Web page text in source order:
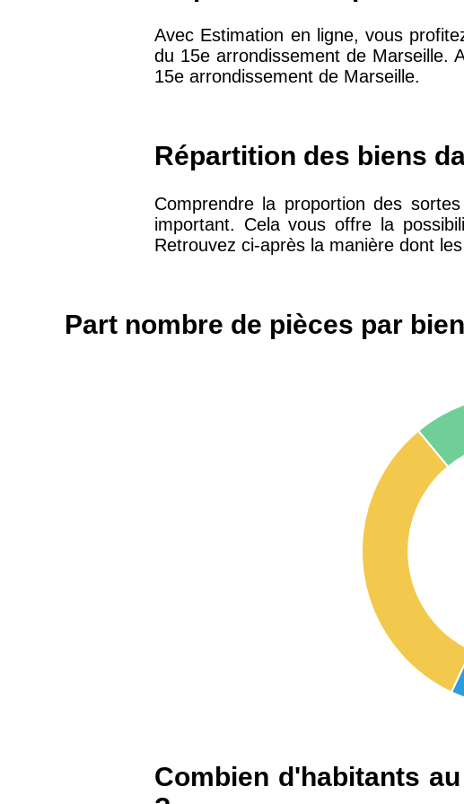
75019 - Paris 19ème
arrondissement
9 231 €
51100 -
75013 -
Paris 13ème
arrondissement
10 073 €
42000 -Saint-Étienne 1 404 €
12 145 €
3 018 €
2 917 €
Avec Estimation en ligne, vous
du 15e arrondissement de Marseille.
15e arrondissement de Marseille.
Répartition des biens
Comprendre la proportion des
important. Cela vous offre la
Retrouvez ci-après la manière dont
Part nombre de pièces par
Combien d'habitants